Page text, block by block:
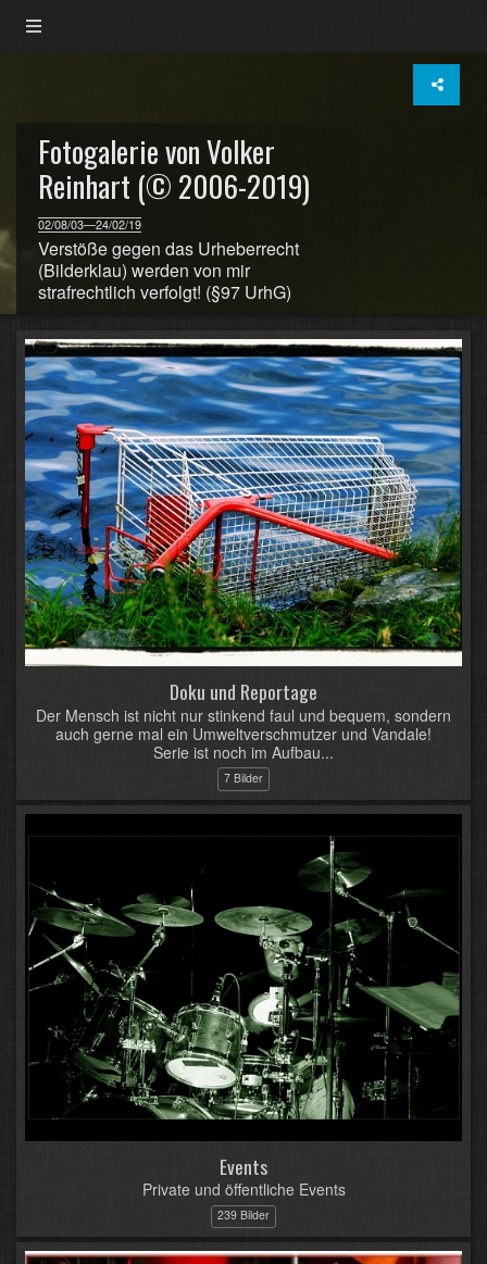
Fotogalerie von Volker
Reinhart (© 2006-2019)
02/08/03—24/02/19
Verstöße gegen das Urheberrecht
(Bilderklau) werden von mir
strafrechtlich verfolgt! (§97 UrhG)
Doku und Reportage
Der Mensch ist nicht nur stinkend faul und bequem, sondern
auch gerne mal ein Umweltverschmutzer und Vandale!
Serie ist noch im Aufbau...
7 Bilder
Events
Private und öffentliche Events
239 Bilder